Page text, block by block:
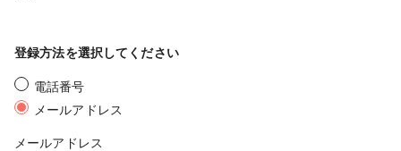
登録方法を選択してください
電話番号
メールアドレス
メールアドレス